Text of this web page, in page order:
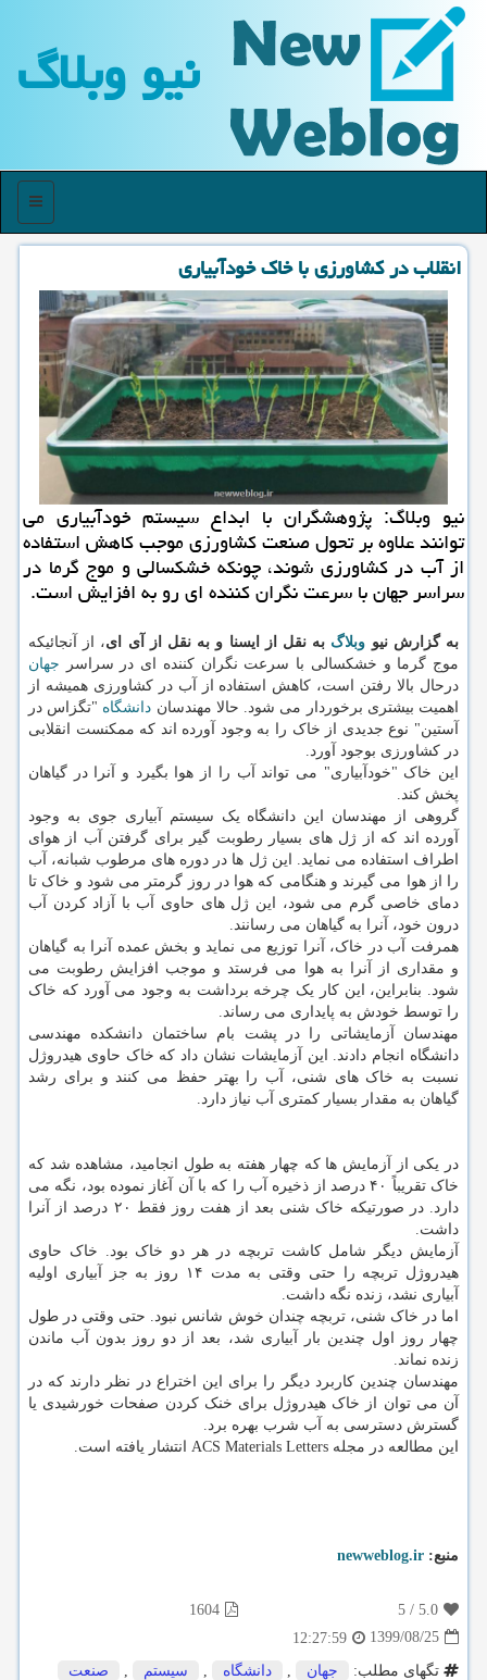
نیو وبلاگ
منو
انقلاب در كشاورزی با خاك خودآبیاری
نیو وبلاگ: پژوهشگران با ابداع سیستم خودآبیاری می
توانند علاوه بر تحول صنعت كشاورزی موجب كاهش استفاده
از آب در كشاورزی شوند، چونكه خشكسالی و موج گرما در
سراسر جهان با سرعت نگران كننده ای رو به افزایش است.
به گزارش نیو وبلاگ به نقل از ایسنا و به نقل از آی ای، از آنجائیکه
موج گرما و خشکسالی با سرعت نگران کننده ای در سراسر جهان
درحال بالا رفتن است، کاهش استفاده از آب در کشاورزی همیشه از
اهمیت بیشتری برخوردار می شود. حالا مهندسان دانشگاه "تگزاس در
آستین" نوع جدیدی از خاک را به وجود آورده اند که ممکنست انقلابی
در کشاورزی بوجود آورد.
این خاک "خودآبیاری" می تواند آب را از هوا بگیرد و آنرا در گیاهان
پخش کند.
گروهی از مهندسان این دانشگاه یک سیستم آبیاری جوی به وجود
آورده اند که از ژل های بسیار رطوبت گیر برای گرفتن آب از هوای
اطراف استفاده می نماید. این ژل ها در دوره های مرطوب شبانه، آب
را از هوا می گیرند و هنگامی که هوا در روز گرمتر می شود و خاک تا
دمای خاصی گرم می شود، این ژل های حاوی آب با آزاد کردن آب
درون خود، آنرا به گیاهان می رسانند.
همرفت آب در خاک، آنرا توزیع می نماید و بخش عمده آنرا به گیاهان
و مقداری از آنرا به هوا می فرستد و موجب افزایش رطوبت می
شود. بنابراین، این کار یک چرخه برداشت به وجود می آورد که خاک
را توسط خودش به پایداری می رساند.
مهندسان آزمایشاتی را در پشت بام ساختمان دانشکده مهندسی
دانشگاه انجام دادند. این آزمایشات نشان داد که خاک حاوی هیدروژل
نسبت به خاک های شنی، آب را بهتر حفظ می کنند و برای رشد
گیاهان به مقدار بسیار کمتری آب نیاز دارد.
در یکی از آزمایش ها که چهار هفته به طول انجامید، مشاهده شد که
خاک تقریباً ۴۰ درصد از ذخیره آب را که با آن آغاز نموده بود، نگه می
دارد. در صورتیکه خاک شنی بعد از هفت روز فقط ۲۰ درصد از آنرا
داشت.
آزمایش دیگر شامل کاشت تربچه در هر دو خاک بود. خاک حاوی
هیدروژل تربچه را حتی وقتی به مدت ۱۴ روز به جز آبیاری اولیه
آبیاری نشد، زنده نگه داشت.
اما در خاک شنی، تربچه چندان خوش شانس نبود. حتی وقتی در طول
چهار روز اول چندین بار آبیاری شد، بعد از دو روز بدون آب ماندن
زنده نماند.
مهندسان چندین کاربرد دیگر را برای این اختراع در نظر دارند که در
آن می توان از خاک هیدروژل برای خنک کردن صفحات خورشیدی یا
گسترش دسترسی به آب شرب بهره برد.
این مطالعه در مجله ACS Materials Letters انتشار یافته است.
منبع: newweblog.ir
5.0
/
5
1604
1399/08/25
12:27:59
تگهای مطلب:
جهان دانشگاه سیستم صنعت